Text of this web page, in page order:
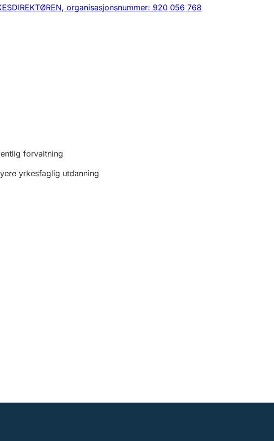
organisasjonsnummer: 920 056 768
forvaltning
yrkesfaglig utdanning